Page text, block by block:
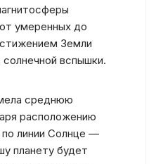
умеренных до
Земли
солнечной вспышки.
среднюю
расположению
линии Солнце —
планету будет